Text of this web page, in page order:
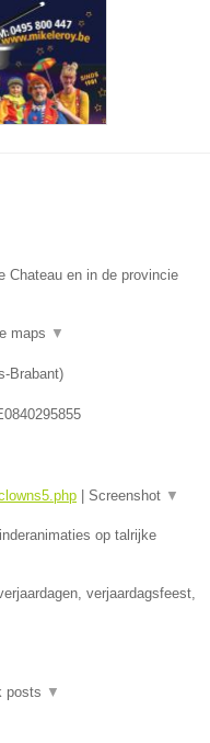
Chateau en in de provincie
maps ▼
Brabant)
Screenshot ▼
op talrijke
verjaardagsfeest,
posts ▼